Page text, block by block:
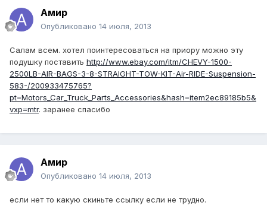
Амир
Опубликовано 14 июля, 2013
Салам всем. хотел поинтересоваться на приору можно эту
подушку поставить http://www.ebay.com/itm/CHEVY-1500-
2500LB-AIR-BAGS-3-8-STRAIGHT-TOW-KIT-Air-RIDE-Suspension-
583-/200933475765?
pt=Motors_Car_Truck_Parts_Accessories&hash=item2ec89185b5&
vxp=mtr. заранее спасибо
Амир
Опубликовано 14 июля, 2013
если нет то какую скиньте ссылку если не трудно.